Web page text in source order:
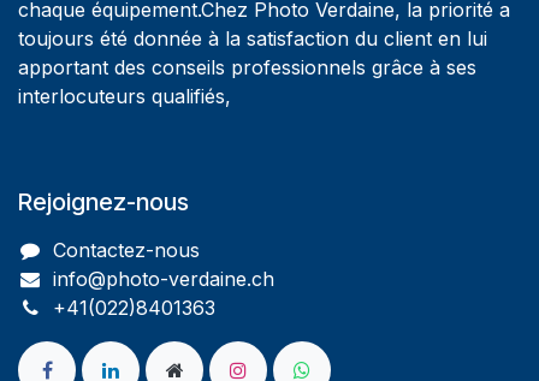
chaque équipement.Chez Photo Verdaine, la priorité a
toujours été donnée à la satisfaction du client en lui
apportant des conseils professionnels grâce à ses
interlocuteurs qualifiés,
Rejoignez-nous
Contactez-nous
info@photo-verdaine.ch​
​​+41(022)8401363